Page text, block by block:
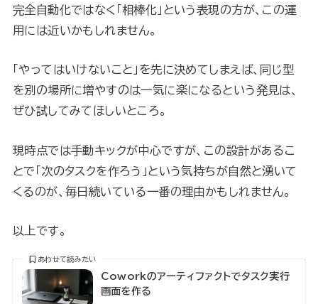
完全自動化ではなく「相棒化」という表現の方が、この運
用には近いかもしれません。
「やってはいけないこと」を先に決めてしまえば、同じ型
を別の場所に増やすのは一気に楽になるという発見は、
ぜひ試してみてほしいところ。
現時点では手動キックが中心ですが、この設計があるこ
とで「次のタスクを作ろう」という気持ちが自然と湧いて
くるのが、毎日続いている一番の理由かもしれません。
以上です。
Coworkのアーティファクトでタスク実行
画面を作る
あわせて読みたい